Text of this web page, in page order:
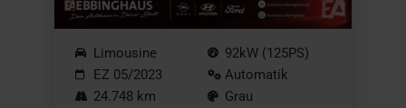
Limousine
EZ 05/2023
24.748 km
92kW (125PS)
Automatik
Grau